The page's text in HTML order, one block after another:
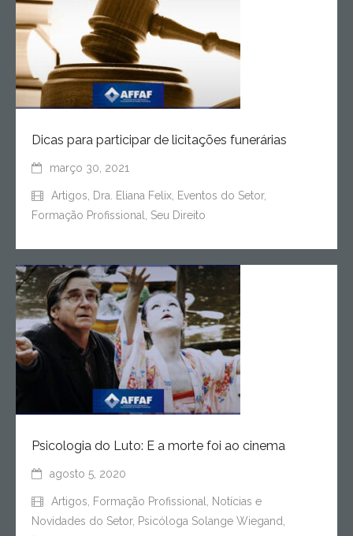
Dicas para participar de licitações funerárias
março 30, 2021
Artigos Dra. Eliana Felix Eventos do Setor,
Formação Profissional
Seu Direito
Psicologia do Luto: E a morte foi ao cinema
agosto 5, 2020
Artigos Formação Profissional
Notícias e
Novidades do Setor, Psicóloga Solange Wiegand